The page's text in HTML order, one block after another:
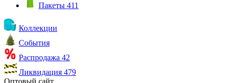
Пакеты 411
Коллекции
События
Распродажа 42
Ликвидация 479
Оптовый сайт